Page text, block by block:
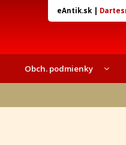
eAntik.sk|
Obch. podmienky